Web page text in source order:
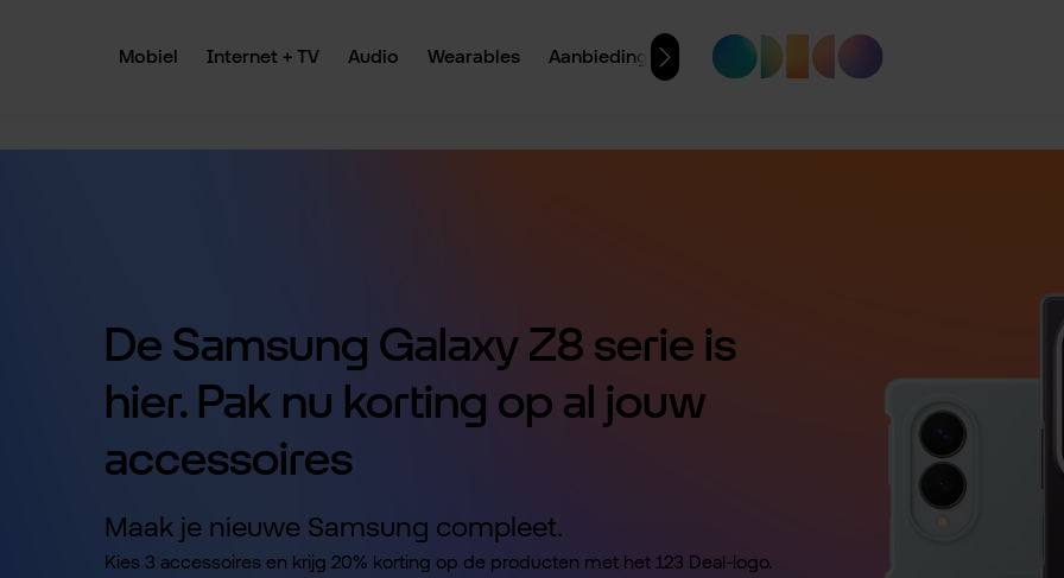
Mobiel
Internet + TV Audio Wearables Aanbiedingen
De Samsung Galaxy Z8 serie is
hier. Pak nu korting op al jouw
accessoires
Maak je nieuwe Samsung compleet.
Kies 3 accessoires en krijg 20% korting op de producten met het 123 Deal-logo.